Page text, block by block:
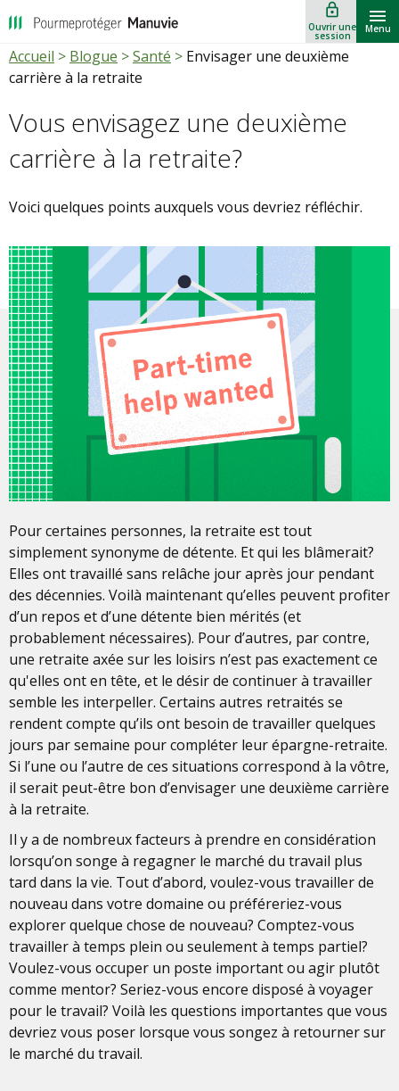
lock_outline
Ouvrir une
session
""
Menu
Accueil > Blogue >Santé > Envisager une deuxième
carrière à la retraite
Vous envisagez une deuxième
carrière à la retraite?
Voici quelques points auxquels vous devriez réfléchir.
Pour certaines personnes, la retraite est tout
simplement synonyme de détente. Et qui les blâmerait?
Elles ont travaillé sans relâche jour après jour pendant
des décennies. Voilà maintenant qu’elles peuvent profiter
d’un repos et d’une détente bien mérités (et
probablement nécessaires). Pour d’autres, par contre,
une retraite axée sur les loisirs n’est pas exactement ce
qu'elles ont en tête, et le désir de continuer à travailler
semble les interpeller. Certains autres retraités se
rendent compte qu’ils ont besoin de travailler quelques
jours par semaine pour compléter leur épargne-retraite.
Si l’une ou l’autre de ces situations correspond à la vôtre,
il serait peut-être bon d’envisager une deuxième carrière
à la retraite.
Il y a de nombreux facteurs à prendre en considération
lorsqu’on songe à regagner le marché du travail plus
tard dans la vie. Tout d’abord, voulez-vous travailler de
nouveau dans votre domaine ou préféreriez-vous
explorer quelque chose de nouveau? Comptez-vous
travailler à temps plein ou seulement à temps partiel?
Voulez-vous occuper un poste important ou agir plutôt
comme mentor? Seriez-vous encore disposé à voyager
pour le travail? Voilà les questions importantes que vous
devriez vous poser lorsque vous songez à retourner sur
le marché du travail.